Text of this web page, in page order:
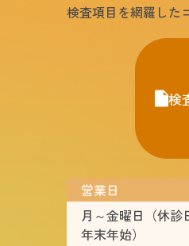
検査項目を網羅した
検
営業日
月～金曜日（休診
年末年始）